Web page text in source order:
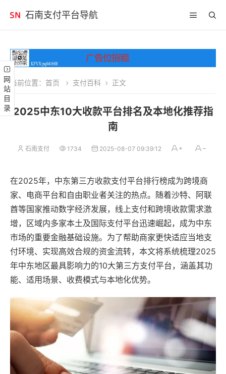
石南支付平台导航
网站目录 当前位置： 首页 支付百科 正文
2025中东10大收款平台排名及本地化推荐指
南
石南支付 1734 2025-08-07 09:39:12
在2025年，中东第三方收款支付平台排行榜成为跨境商
家、电商平台和自由职业者关注的热点。随着沙特、阿联
酋等国家推动数字经济发展，线上支付和跨境收款需求激
增，区域内多家本土及国际支付平台迅速崛起，成为中东
市场的重要金融基础设施。为了帮助商家更快适应当地支
付环境、实现高效合规的资金流转，本文将系统梳理2025
年中东地区最具影响力的10大第三方支付平台，涵盖其功
能、适用场景、收费模式与本地化优势。